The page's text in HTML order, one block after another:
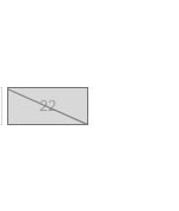
22